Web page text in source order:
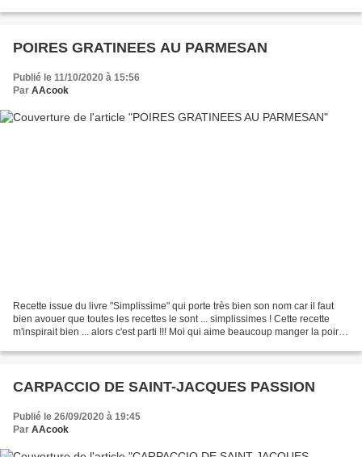
POIRES GRATINEES AU PARMESAN
Publié le 11/10/2020 à 15:56
Par AAcook
Recette issue du livre "Simplissime" qui porte très bien son nom car il faut
bien avouer que toutes les recettes le sont ... simplissimes ! Cette recette
m'inspirait bien ... alors c'est parti !!! Moi qui aime beaucoup manger la poire
CARPACCIO DE SAINT-JACQUES PASSION
Publié le 26/09/2020 à 19:45
Par AAcook